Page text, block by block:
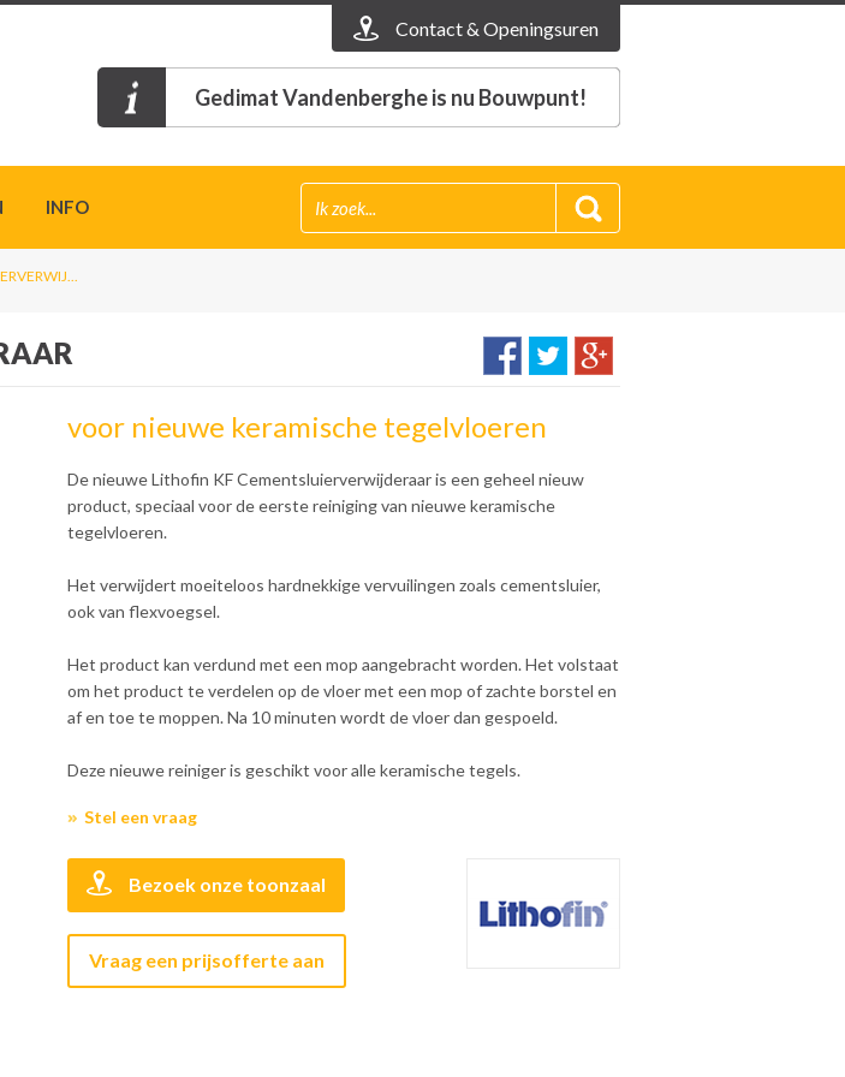
Contact & Openingsuren
Gedimat Vandenberghe is nu Bouwpunt!
INFO
voor nieuwe keramische tegelvloeren
De nieuwe Lithofin KF Cementsluierverwijderaar is een geheel nieuw
product, speciaal voor de eerste reiniging van nieuwe keramische
tegelvloeren.
Het verwijdert moeiteloos hardnekkige vervuilingen zoals cementsluier,
ook van flexvoegsel.
Het product kan verdund met een mop aangebracht worden. Het volstaat
om het product te verdelen op de vloer met een mop of zachte borstel en
af en toe te moppen. Na 10 minuten wordt de vloer dan gespoeld.
Deze nieuwe reiniger is geschikt voor alle keramische tegels.
Stel een vraag
Bezoek onze toonzaal
Vraag een prijsofferte aan